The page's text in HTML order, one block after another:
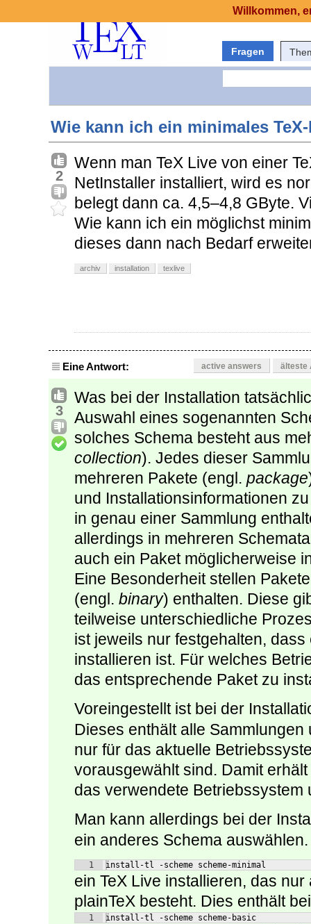
Fragen
Wie kann ich ein minimales
2
Wenn man TeX Live von einer
NetInstaller installiert, wird es
belegt dann ca. 4,5–4,8 GByte.
Wie kann ich ein möglichst
dieses dann nach Bedarf
archiv installation texlive
Eine Antwort: active answers älteste
3
Was bei der Installation
Auswahl eines sogenannten
solches Schema besteht aus
collection). Jedes dieser
mehreren Pakete (engl. package
und Installationsinformationen
in genau einer Sammlung
allerdings in mehreren
auch ein Paket möglicherweise
Eine Besonderheit stellen
(engl. binary) enthalten. Diese
teilweise unterschiedliche
ist jeweils nur festgehalten,
installieren ist. Für welches
das entsprechende Paket zu
Voreingestellt ist bei der
Dieses enthält alle
nur für das aktuelle
vorausgewählt sind. Damit
das verwendete
Man kann allerdings bei der
ein anderes Schema
1 install-tl -scheme scheme-minimal
ein TeX Live installieren, das
plainTeX besteht. Dies enthält
1 install-tl -scheme scheme-basic
Willkommen,